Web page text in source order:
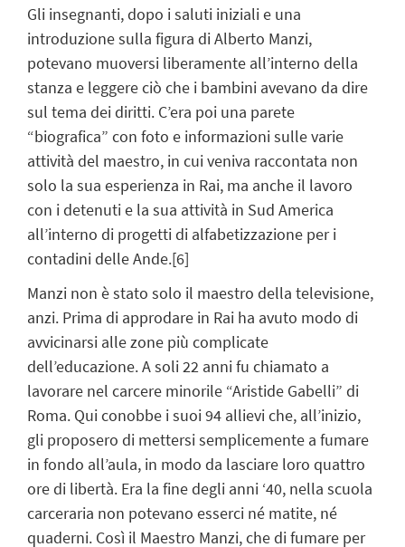
Gli insegnanti, dopo i saluti iniziali e una
introduzione sulla figura di Alberto Manzi,
potevano muoversi liberamente all’interno della
stanza e leggere ciò che i bambini avevano da dire
sul tema dei diritti. C’era poi una parete
“biografica” con foto e informazioni sulle varie
attività del maestro, in cui veniva raccontata non
solo la sua esperienza in Rai, ma anche il lavoro
con i detenuti e la sua attività in Sud America
all’interno di progetti di alfabetizzazione per i
contadini delle Ande.[6]
Manzi non è stato solo il maestro della televisione,
anzi. Prima di approdare in Rai ha avuto modo di
avvicinarsi alle zone più complicate
dell’educazione. A soli 22 anni fu chiamato a
lavorare nel carcere minorile “Aristide Gabelli” di
Roma. Qui conobbe i suoi 94 allievi che, all’inizio,
gli proposero di mettersi semplicemente a fumare
in fondo all’aula, in modo da lasciare loro quattro
ore di libertà. Era la fine degli anni ‘40, nella scuola
carceraria non potevano esserci né matite, né
quaderni. Così il Maestro Manzi, che di fumare per